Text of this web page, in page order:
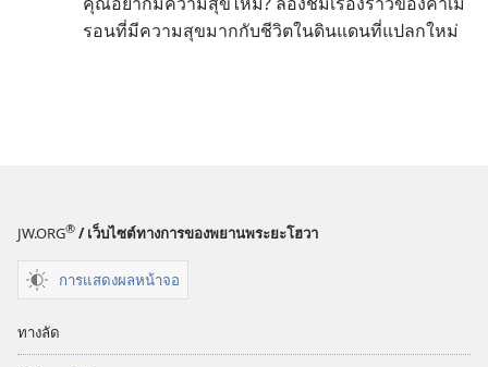
รอนที่มีความสุขมากกับชีวิตในดินแดนที่แปลกใหม่
JW.ORG® / เว็บไซต์ทางการของพยานพระยะโฮวา
การแสดงผลหน้าจอ
ทางลัด